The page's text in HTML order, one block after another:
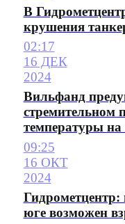
В
крушения
02:17
16 ДЕК
2024
Вильфанд
стремительном
температуры на
09:25
16 ОКТ
2024
Гидрометцентр:
юге возможен